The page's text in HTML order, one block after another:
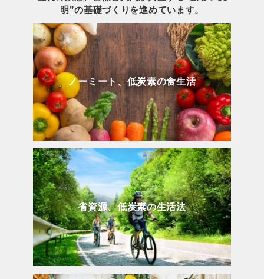
明”の基礎づくりを進めています。
ノーミート、低炭素の食生活
省資源、低炭素の生活法